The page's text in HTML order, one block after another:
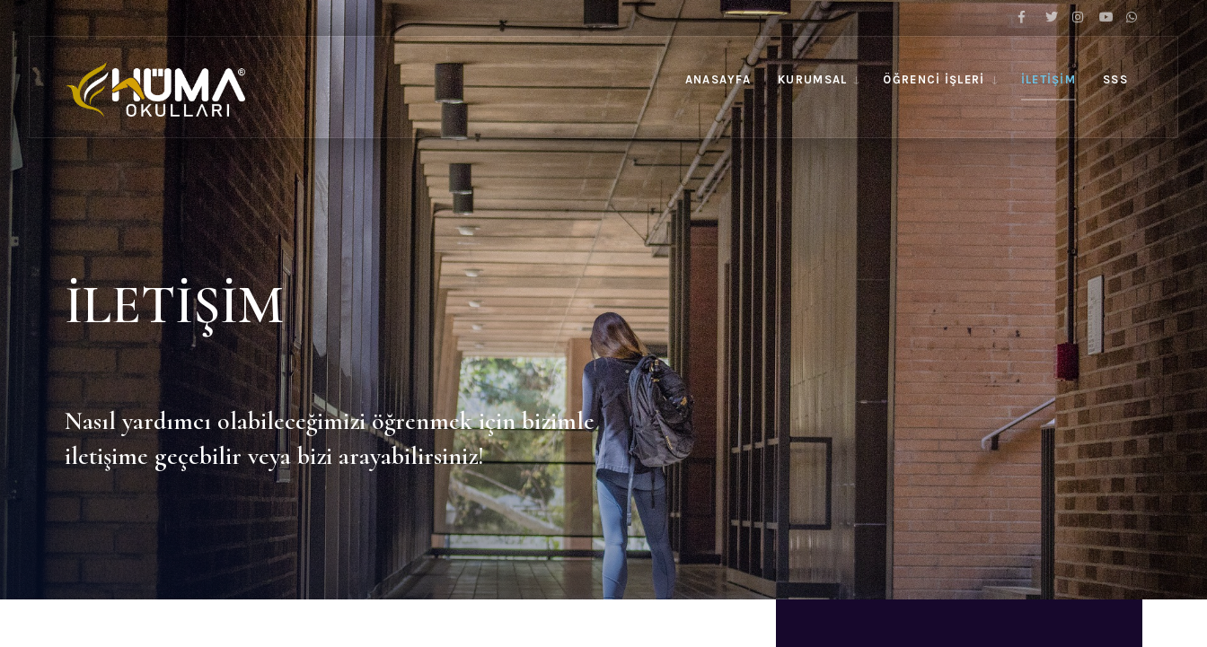
ANASAYFA KURUMSAL ÖĞRENCI İŞLERI İLETIŞIM SSS
İLETİŞİM
Nasıl yardımcı olabileceğimizi öğrenmek için bizimle
iletişime geçebilir veya bizi arayabilirsiniz!